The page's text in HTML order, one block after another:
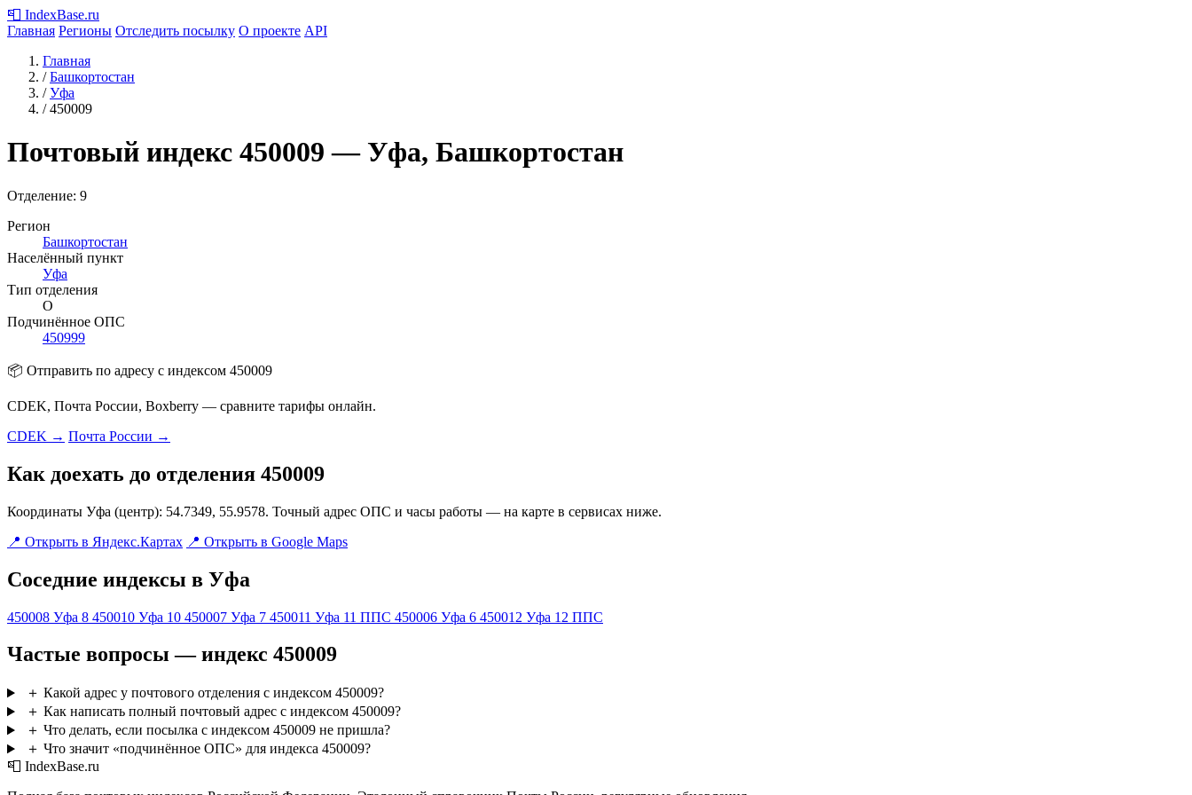
📮 IndexBase.ru
Главная Регионы Отследить посылку О проекте API
Главная
/ Башкортостан
/ Уфа
/ 450009
Почтовый индекс 450009 — Уфа, Башкортостан
Отделение: 9
Регион
Башкортостан
Населённый пункт
Уфа
Тип отделения
О
Подчинённое ОПС
450999
📦 Отправить по адресу с индексом 450009
CDEK, Почта России, Boxberry — сравните тарифы онлайн.
CDEK → Почта России →
Как доехать до отделения 450009
Координаты Уфа (центр): 54.7349, 55.9578. Точный адрес ОПС и часы работы — на карте в сервисах ниже.
📍 Открыть в Яндекс.Картах 📍 Открыть в Google Maps
Соседние индексы в Уфа
450008 Уфа 8 450010 Уфа 10 450007 Уфа 7 450011 Уфа 11 ППС 450006 Уфа 6 450012 Уфа 12 ППС
Частые вопросы — индекс 450009
＋ Какой адрес у почтового отделения с индексом 450009?
＋ Как написать полный почтовый адрес с индексом 450009?
＋ Что делать, если посылка с индексом 450009 не пришла?
＋ Что значит «подчинённое ОПС» для индекса 450009?
📮 IndexBase.ru